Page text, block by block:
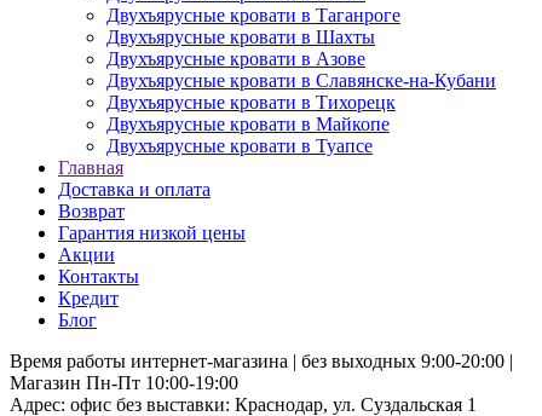
Двухъярусные кровати в Таганроге
Двухъярусные кровати в Шахты
Двухъярусные кровати в Азове
Двухъярусные кровати в Славянске-на-Кубани
Двухъярусные кровати в Тихорецк
Двухъярусные кровати в Майкопе
Двухъярусные кровати в Туапсе
Главная
Доставка и оплата
Возврат
Гарантия низкой цены
Акции
Контакты
Кредит
Блог
Время работы интернет-магазина | без выходных 9:00-20:00 |
Магазин Пн-Пт 10:00-19:00
Адрес: офис без выставки: Краснодар, ул. Суздальская 1